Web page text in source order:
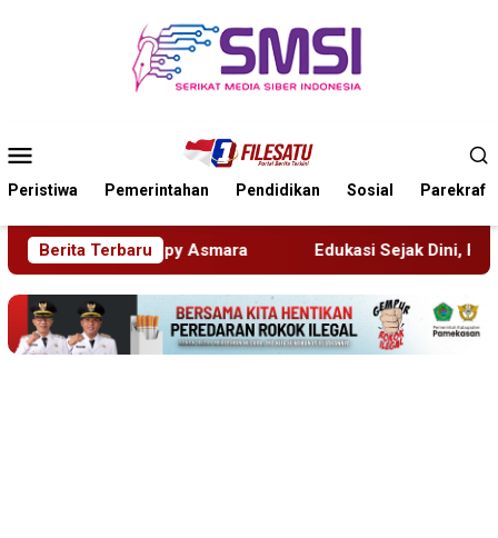
Mobile
Peristiwa Pemerintahan Pendidikan Sosial Parekraf
Berita Terbaru
Edukasi Sejak Dini, Pemkab Sidoarjo Perkuat